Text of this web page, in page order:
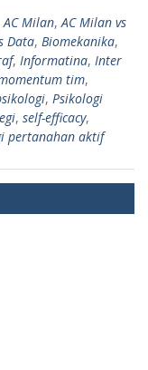
AC Milan,AC Milan vs
Data, Biomekanika,
, Informatina, Inter
tim,
, Psikologi
, self-efficacy,
pertanahan aktif